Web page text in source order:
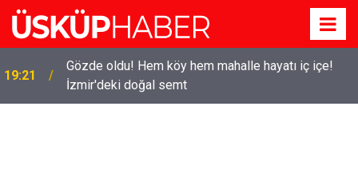
19:21
Gözde oldu! Hem köy hem mahalle hayatı iç içe!
İzmir'deki doğal semt